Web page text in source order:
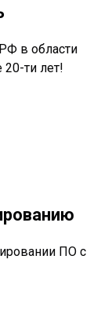
в области
ти лет!
ПО с